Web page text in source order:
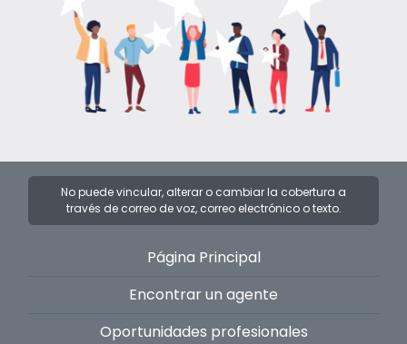
No puede vincular, alterar o cambiar la cobertura a
través de correo de voz, correo electrónico o texto.
Página Principal
Encontrar un agente
Oportunidades profesionales